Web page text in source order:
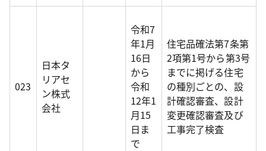
023
日本タ
リアセ
ン株式
会社
令和7
年1月
16日
から
令和
12年1
月15
日ま
で
住宅品確法第7条第
2項第1号から第3号
までに掲げる住宅
の種別ごとの、設
計確認審査、設計
変更確認審査及び
工事完了検査